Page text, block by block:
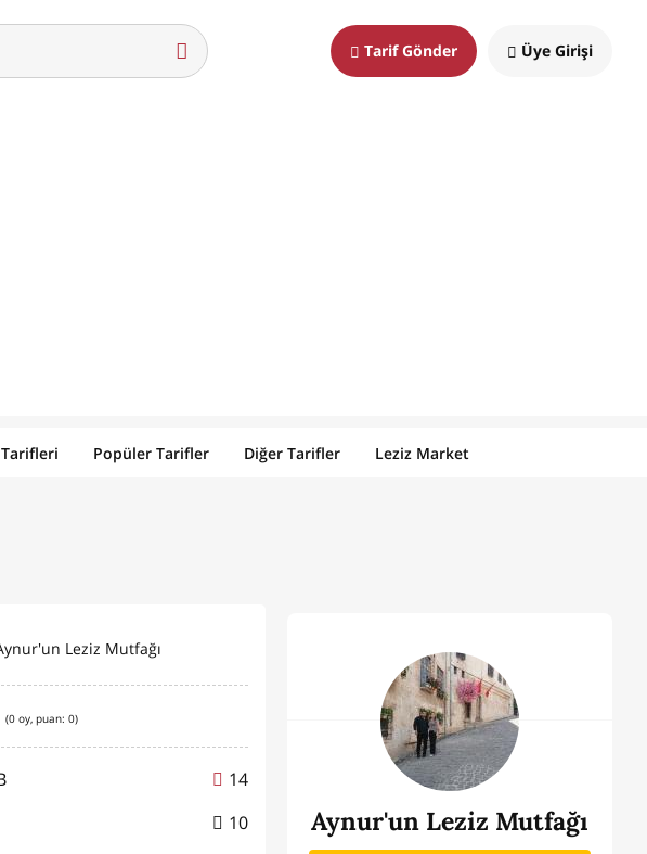
Tarif Gönder Üye Girişi
Tarifleri Popüler Tarifler Diğer Tarifler Leziz Market
Leziz Mutfağı
(0 oy, puan: 0)
14
10
Aynur'un Leziz Mutfağı